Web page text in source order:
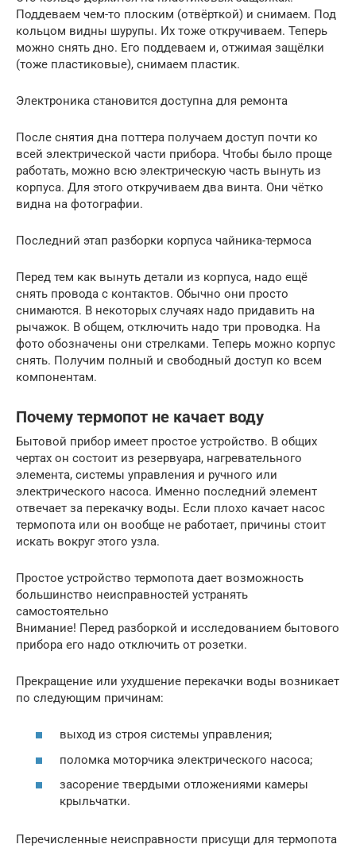
Поддеваем чем-то плоским (отвёрткой) и снимаем. Под
кольцом видны шурупы. Их тоже откручиваем. Теперь
можно снять дно. Его поддеваем и, отжимая защёлки
(тоже пластиковые), снимаем пластик.
Электроника становится доступна для ремонта
После снятия дна поттера получаем доступ почти ко
всей электрической части прибора. Чтобы было проще
работать, можно всю электрическую часть вынуть из
корпуса. Для этого откручиваем два винта. Они чётко
видна на фотографии.
Последний этап разборки корпуса чайника-термоса
Перед тем как вынуть детали из корпуса, надо ещё
снять провода с контактов. Обычно они просто
снимаются. В некоторых случаях надо придавить на
рычажок. В общем, отключить надо три проводка. На
фото обозначены они стрелками. Теперь можно корпус
снять. Получим полный и свободный доступ ко всем
компонентам.
Почему термопот не качает воду
Бытовой прибор имеет простое устройство. В общих
чертах он состоит из резервуара, нагревательного
элемента, системы управления и ручного или
электрического насоса. Именно последний элемент
отвечает за перекачку воды. Если плохо качает насос
термопота или он вообще не работает, причины стоит
искать вокруг этого узла.
Простое устройство термопота дает возможность
большинство неисправностей устранять
самостоятельно
Внимание! Перед разборкой и исследованием бытового
прибора его надо отключить от розетки.
Прекращение или ухудшение перекачки воды возникает
по следующим причинам:
выход из строя системы управления;
поломка моторчика электрического насоса;
засорение твердыми отложениями камеры
крыльчатки.
Перечисленные неисправности присущи для термопота